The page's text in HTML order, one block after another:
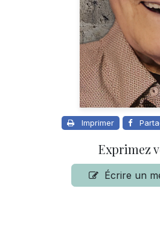
Imprimer
Exprimez
Écrire un